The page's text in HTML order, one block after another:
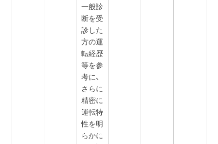
一般診
断を受
診した
方の運
転経歴
等を参
考に、
さらに
精密に
運転特
性を明
らかに